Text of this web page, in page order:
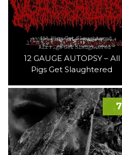
12 GAUGE AUTOPSY – All
Pigs Get Slaughtered
7